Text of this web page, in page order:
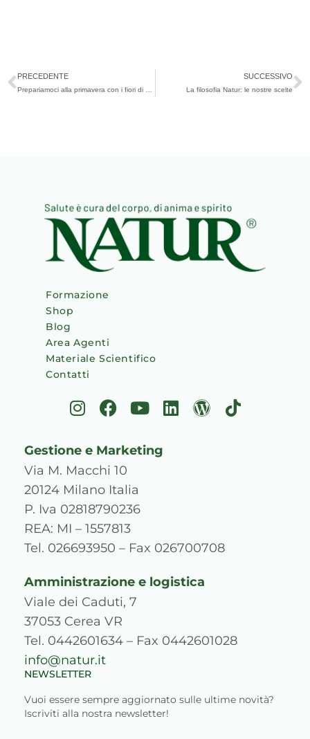
Precedente
PRECEDENTE
Prepariamoci alla primavera con i fiori di Bach
SUCCESSIVO
La filosofia Natur: le nostre scelte
Formazione
Shop
Blog
Area Agenti
Materiale Scientifico
Contatti
I
n
t
a
g
r
a
m
F
a
e
b
o
o
k
Y
o
t
e
L
i
W
o
s
T
i
Gestione e Marketing
Via M. Macchi 10
20124 Milano Italia
P. Iva 02818790236
REA: MI – 1557813
Tel. 026693950 – Fax 026700708
Amministrazione e logistica
Viale dei Caduti, 7
37053 Cerea VR
Tel. 0442601634 – Fax 0442601028
info@natur.it
NEWSLETTER
Vuoi essere sempre aggiornato sulle ultime novità?
Iscriviti alla nostra newsletter!